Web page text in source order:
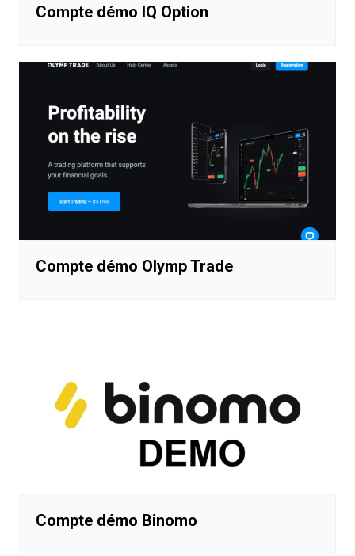
Compte démo IQ Option
Compte démo Olymp Trade
Compte démo Binomo